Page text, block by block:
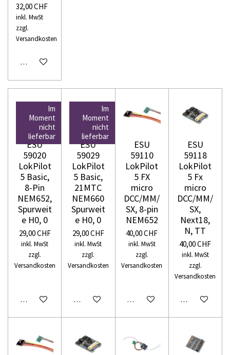
32,00 CHF
inkl. MwSt
zzgl.
Versandkosten
In den Warenkorb
Im
Moment
nicht
lieferbar
ESU
59020
LokPilot
5 Basic,
8-Pin
NEM652,
Spurweit
e H0, 0
29,00 CHF
inkl. MwSt
zzgl.
Versandkosten
In den Warenkorb
Im
Moment
nicht
lieferbar
ESU
59029
LokPilot
5 Basic,
21MTC
NEM660
Spurweit
e H0, 0
29,00 CHF
inkl. MwSt
zzgl.
Versandkosten
In den Warenkorb
ESU
59110
LokPilot
5 FX
micro
DCC/MM/
SX, 8-pin
NEM652
40,00 CHF
inkl. MwSt
zzgl.
Versandkosten
In den Warenkorb
ESU
59118
LokPilot
5 Fx
micro
DCC/MM/
SX,
Next18,
N, TT
40,00 CHF
inkl. MwSt
zzgl.
Versandkosten
In den